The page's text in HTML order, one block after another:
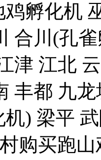
孵化机
合川(孔
津 江北
丰都 九
) 梁平
购买跑